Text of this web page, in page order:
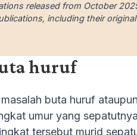
released from October
including their
huruf
buta huruf
umur yang
tersebut murid